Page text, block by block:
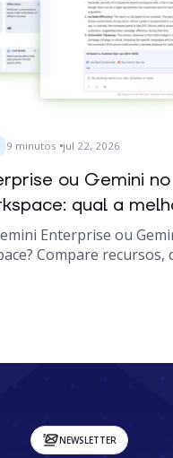
9 minutos jul 22, 2026
ou Gemini no
qual a
Enterprise ou
Compare recursos,
NEWSLETTER